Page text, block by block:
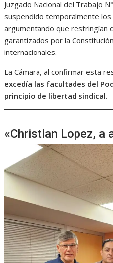
Juzgado Nacional del Trabajo
suspendido temporalmente
argumentando que restringían
garantizados por la
internacionales.
La Cámara, al confirmar esta
excedía las facultades del
principio de libertad sindical.
«Christian Lopez, a